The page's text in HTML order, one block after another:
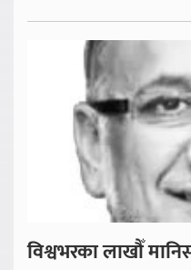
विश्वभरका लाखौँ